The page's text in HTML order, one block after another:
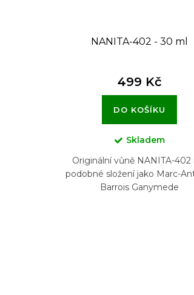
NANITA-402 - 30 ml
499 Kč
DO KOŠÍKU
Skladem
Originální vůně NANITA-402
podobné složení jako Marc-
Barrois Ganymede